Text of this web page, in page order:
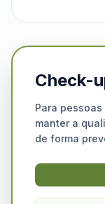
Check-
Para
manter a
de forma